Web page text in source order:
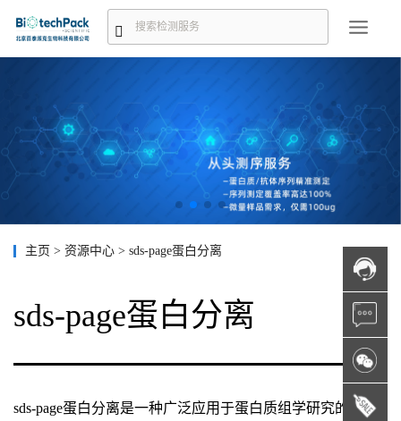
主页 > 资源中心 > sds-page蛋白分离
sds-page蛋白分离
sds-page蛋白分离是一种广泛应用于蛋白质组学研究的电泳